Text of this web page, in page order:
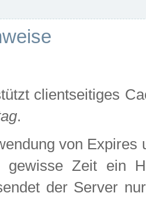
clientseitiges
.
von
Zeit ein
der Server